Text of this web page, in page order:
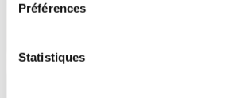
Préférences
Statistiques